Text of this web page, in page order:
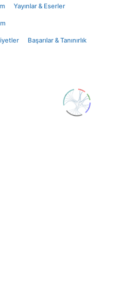
Yayınlar & Eserler
Başarılar & Tanınırlık